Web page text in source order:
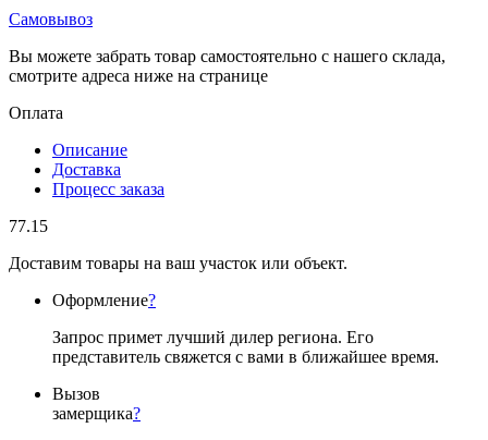
Самовывоз
Вы можете забрать товар самостоятельно с нашего склада,
смотрите адреса ниже на странице
Оплата
Описание
Доставка
Процесс заказа
77.15
Доставим товары на ваш участок или объект.
Оформление?
Запрос примет лучший дилер региона. Его
представитель свяжется с вами в ближайшее время.
Вызов
замерщика?